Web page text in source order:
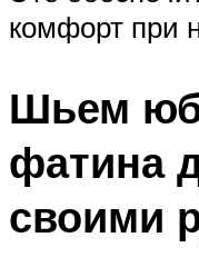
комфорт при
Шьем
фатина
своими